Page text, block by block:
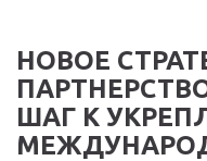
НОВОЕ
ШАГ К